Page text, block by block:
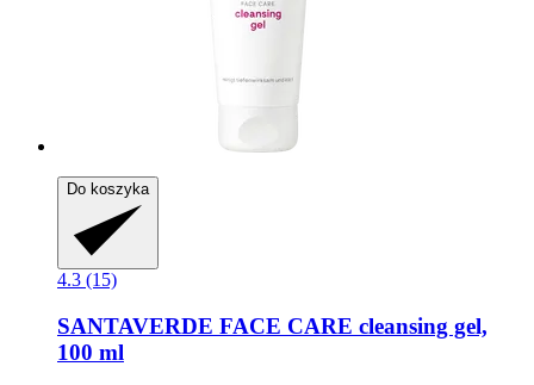
Do koszyka
4.3 (15)
SANTAVERDE FACE CARE cleansing gel,
100 ml